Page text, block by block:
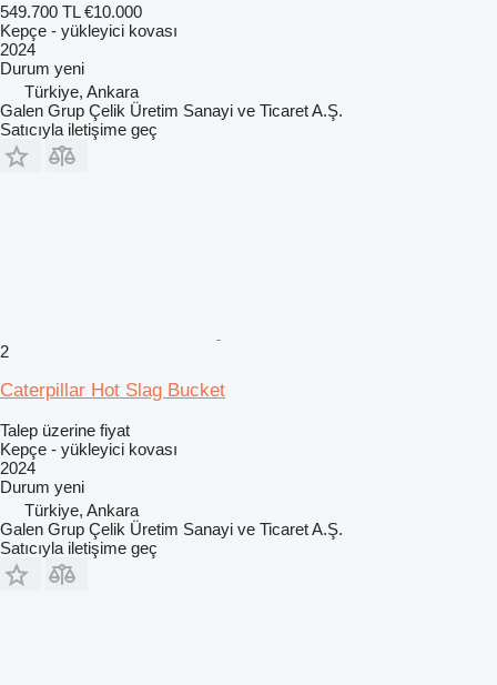
549.700 TL €10.000
Kepçe - yükleyici kovası
2024
Durum yeni
Türkiye, Ankara
Galen Grup Çelik Üretim Sanayi ve Ticaret A.Ş.
Satıcıyla iletişime geç
2
Caterpillar Hot Slag Bucket
Talep üzerine fiyat
Kepçe - yükleyici kovası
2024
Durum yeni
Türkiye, Ankara
Galen Grup Çelik Üretim Sanayi ve Ticaret A.Ş.
Satıcıyla iletişime geç